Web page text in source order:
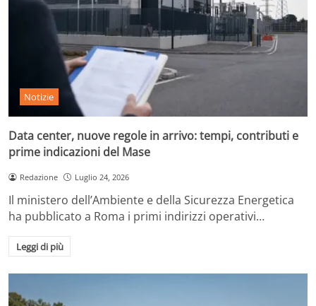
Notizie
Data center, nuove regole in arrivo: tempi, contributi e
prime indicazioni del Mase
Redazione Luglio 24, 2026
Il ministero dell’Ambiente e della Sicurezza Energetica
ha pubblicato a Roma i primi indirizzi operativi…
Leggi di più